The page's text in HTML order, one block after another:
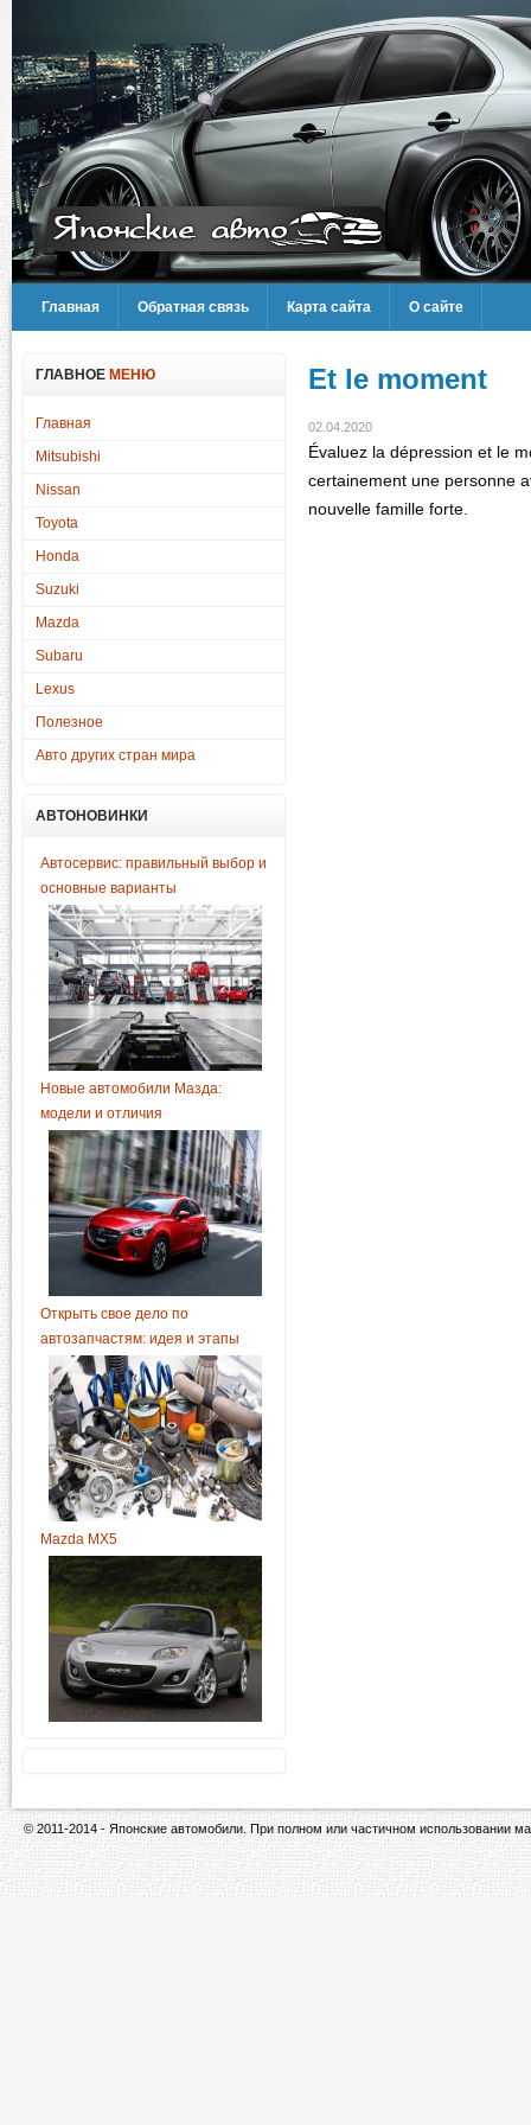
Главная Обратная связь Карта сайта О сайте
ГЛАВНОЕ МЕНЮ
Главная
Mitsubishi
Nissan
Toyota
Honda
Suzuki
Mazda
Subaru
Lexus
Полезное
Авто других стран мира
АВТОНОВИНКИ
Автосервис: правильный выбор и
основные варианты
Новые автомобили Мазда:
модели и отличия
Открыть свое дело по
автозапчастям: идея и этапы
Mazda MX5
Et le moment
02.04.2020
Évaluez la dépression et le
certainement une personne
nouvelle famille forte.
© 2011-2014 - Японские автомобили. При полном или частичном использовании